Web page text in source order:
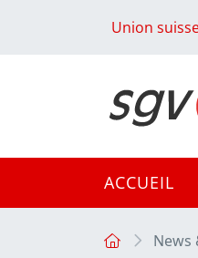
Union
ACCUEIL
News